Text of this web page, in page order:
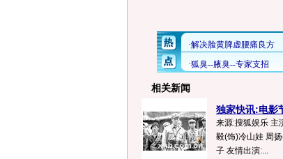
相关新闻
独家快讯:电影
来源:搜狐娱乐 主
毅(饰)冷山娃 周
子 友情出演:...